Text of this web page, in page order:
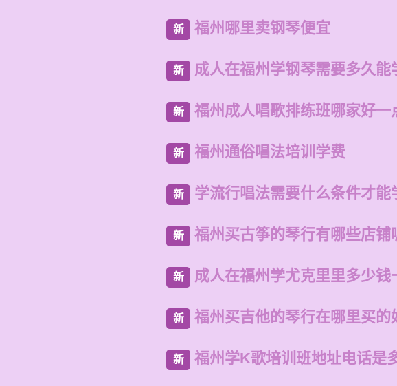
新 福州哪里卖钢琴便宜
新 成人在福州学钢琴需要多久能
新 福州成人唱歌排练班哪家好一
新 福州通俗唱法培训学费
新 学流行唱法需要什么条件才能
新 福州买古筝的琴行有哪些店铺
新 成人在福州学尤克里里多少钱
新 福州买吉他的琴行在哪里买的
新 福州学K歌培训班地址电话是